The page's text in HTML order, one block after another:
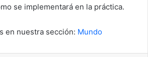
se implementará en la práctica.
en nuestra sección: Mundo